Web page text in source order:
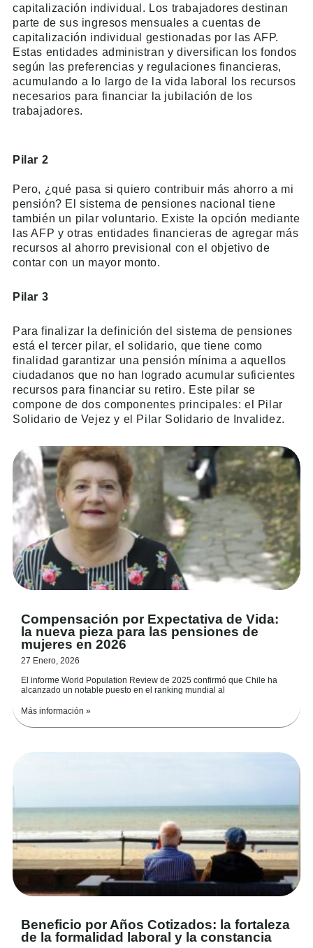
capitalización individual. Los trabajadores destinan
parte de sus ingresos mensuales a cuentas de
capitalización individual gestionadas por las AFP.
Estas entidades administran y diversifican los fondos
según las preferencias y regulaciones financieras,
acumulando a lo largo de la vida laboral los recursos
necesarios para financiar la jubilación de los
trabajadores.
Pilar 2
Pero, ¿qué pasa si quiero contribuir más ahorro a mi
pensión? El sistema de pensiones nacional tiene
también un pilar voluntario. Existe la opción mediante
las AFP y otras entidades financieras de agregar más
recursos al ahorro previsional con el objetivo de
contar con un mayor monto.
Pilar 3
Para finalizar la definición del sistema de pensiones
está el tercer pilar, el solidario, que tiene como
finalidad garantizar una pensión mínima a aquellos
ciudadanos que no han logrado acumular suficientes
recursos para financiar su retiro. Este pilar se
compone de dos componentes principales: el Pilar
Solidario de Vejez y el Pilar Solidario de Invalidez.
Compensación por Expectativa de Vida:
la nueva pieza para las pensiones de
mujeres en 2026
27 Enero, 2026
El informe World Population Review de 2025 confirmó que Chile ha
alcanzado un notable puesto en el ranking mundial al
Más información »
Beneficio por Años Cotizados: la fortaleza
de la formalidad laboral y la constancia